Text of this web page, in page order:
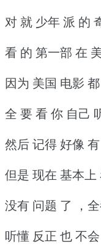
对 就 少年 派 的
看 的 第一部 在
因为 美国 电影
全 要 看 你 自己
然后 记得 好像
但是 现在 基本上
没有 问题 了 ，
听懂 反正 也 不